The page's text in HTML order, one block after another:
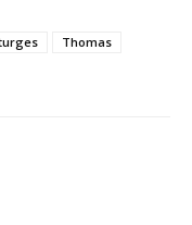
Thomas